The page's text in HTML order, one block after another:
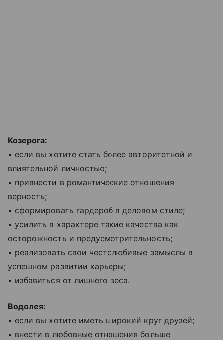
Козерога:
• если вы хотите стать более авторитетной и
влиятельной личностью;
• привнести в романтические отношения
верность;
• сформировать гардероб в деловом стиле;
• усилить в характере такие качества как
осторожность и предусмотрительность;
• реализовать свои честолюбивые замыслы в
успешном развитии карьеры;
• избавиться от лишнего веса.
Водолея:
• если вы хотите иметь широкий круг друзей;
• внести в любовные отношения больше